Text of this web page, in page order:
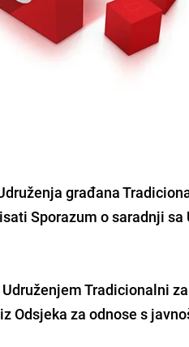
građana
Sporazum o saradnji
Tradicionalni
Odsjeka za odnose s